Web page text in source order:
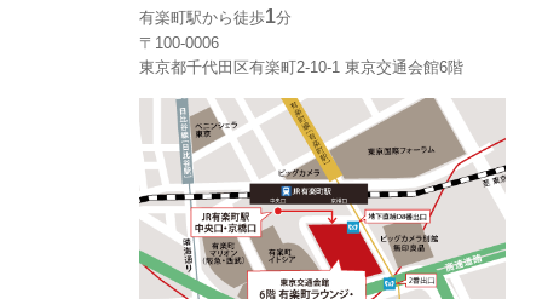
有楽町駅から徒歩1分
〒100-0006
東京都千代田区有楽町2-10-1 東京交通会館6階